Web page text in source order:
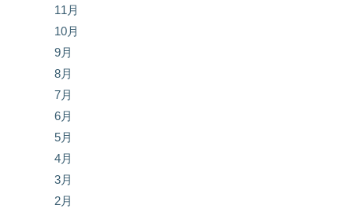
11月
10月
9月
8月
7月
6月
5月
4月
3月
2月